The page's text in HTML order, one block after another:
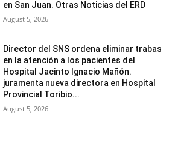
en San Juan. Otras Noticias del ERD
August 5, 2026
Director del SNS ordena eliminar trabas
en la atención a los pacientes del
Hospital Jacinto Ignacio Mañón.
juramenta nueva directora en Hospital
Provincial Toribio...
August 5, 2026